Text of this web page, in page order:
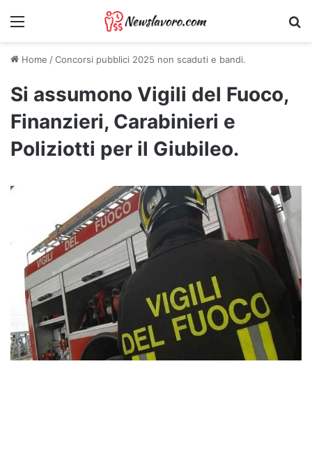
Menu
Home /Concorsi pubblici 2025 non scaduti e bandi.
Si assumono Vigili del Fuoco,
Finanzieri, Carabinieri e
Poliziotti per il Giubileo.